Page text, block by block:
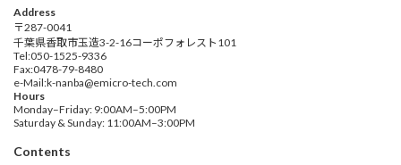
Address
〒287-0041
千葉県香取市玉造3-2-16コーポフォレスト101
Tel:050-1525-9336
Fax:0478-79-8480
e-Mail:k-nanba@emicro-tech.com
Hours
Monday–Friday: 9:00AM–5:00PM
Saturday & Sunday: 11:00AM–3:00PM
Contents